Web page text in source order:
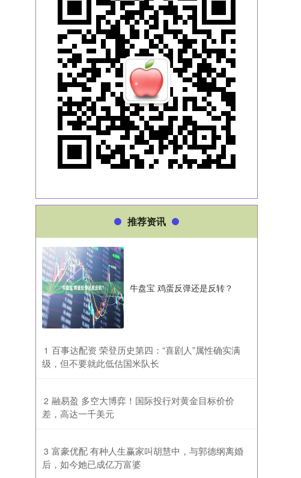
推荐资讯
牛盘宝 鸡蛋反弹还是反转？
1 ​百事达配资 荣登历史第四：“喜剧人”属性确实满
级，但不要就此低估国米队长
2 ​融易盈 多空大博弈！国际投行对黄金目标价价
差，高达一千美元
3 ​富豪优配 有种人生赢家叫胡慧中，与郭德纲离婚
后，如今她已成亿万富婆